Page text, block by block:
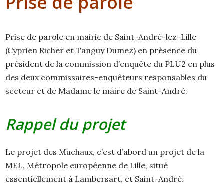
Prise de parole en mairie de Saint-André-lez-Lille
(Cyprien Richer et Tanguy Dumez) en présence du
président de la commission d’enquête du PLU2 en plus
des deux commissaires-enquêteurs responsables du
secteur et de Madame le maire de Saint-André.
Rappel du projet
Le projet des Muchaux, c’est d’abord un projet de la
MEL, Métropole européenne de Lille, situé
essentiellement à Lambersart, et Saint-André.